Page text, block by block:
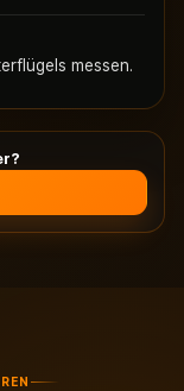
messen.